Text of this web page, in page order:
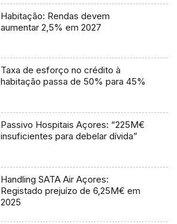
Habitação: Rendas devem
aumentar 2,5% em 2027
Taxa de esforço no crédito à
habitação passa de 50% para 45%
Passivo Hospitais Açores: “225M€
insuficientes para debelar dívida”
Handling SATA Air Açores:
Registado prejuízo de 6,25M€ em
2025